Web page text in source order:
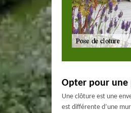
Opter pour une
Une clôture est une
est différente d’une